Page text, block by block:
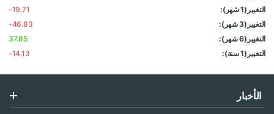
التغيير(1 شهر):
-19.71
التغيير(3 شهر):
-46.83
التغيير(6 شهر):
37.85
التغيير(1 سنة):
-14.13
الأخبار